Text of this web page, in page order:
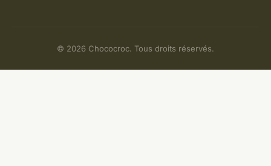
© 2026 Chococroc. Tous droits réservés.